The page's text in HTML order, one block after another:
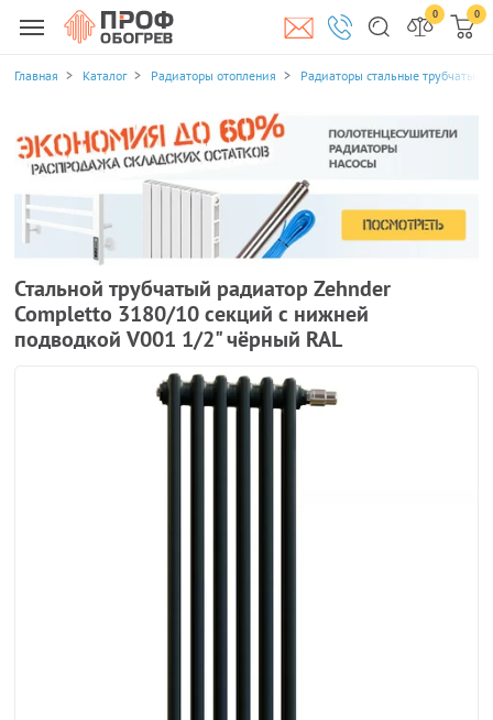
0 0
Главная Каталог Радиаторы отопления Радиаторы стальные трубчатые
Стальной трубчатый радиатор Zehnder
Completto 3180/10 секций с нижней
подводкой V001 1/2" чёрный RAL